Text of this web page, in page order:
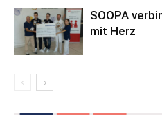
SOOPA
mit Herz